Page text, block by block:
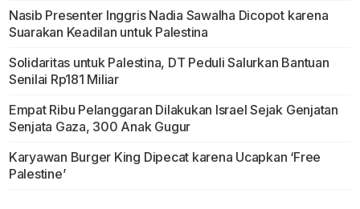
Nasib Presenter Inggris Nadia Sawalha Dicopot karena
Suarakan Keadilan untuk Palestina
Solidaritas untuk Palestina, DT Peduli Salurkan Bantuan
Senilai Rp181 Miliar
Empat Ribu Pelanggaran Dilakukan Israel Sejak Genjatan
Senjata Gaza, 300 Anak Gugur
Karyawan Burger King Dipecat karena Ucapkan ‘Free
Palestine’